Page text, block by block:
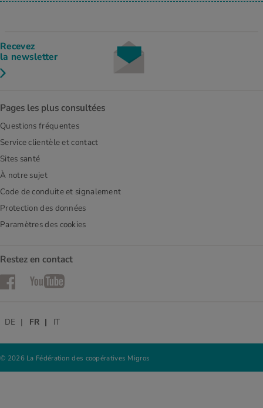
Recevez
la newsletter
Pages les plus consultées
Questions fréquentes
Service clientèle et contact
Sites santé
À notre sujet
Code de conduite et signalement
Protection des données
Paramètres des cookies
Restez en contact
FacebookYouTube
© 2026 La Fédération des coopératives Migros
DE FR IT